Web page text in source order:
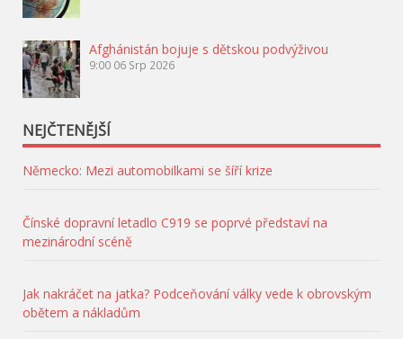
Afghánistán bojuje s dětskou podvýživou
9:00 06 Srp 2026
NEJČTENĚJŠÍ
Německo: Mezi automobilkami se šíří krize
Čínské dopravní letadlo C919 se poprvé představí na
mezinárodní scéně
Jak nakráčet na jatka? Podceňování války vede k obrovským
obětem a nákladům